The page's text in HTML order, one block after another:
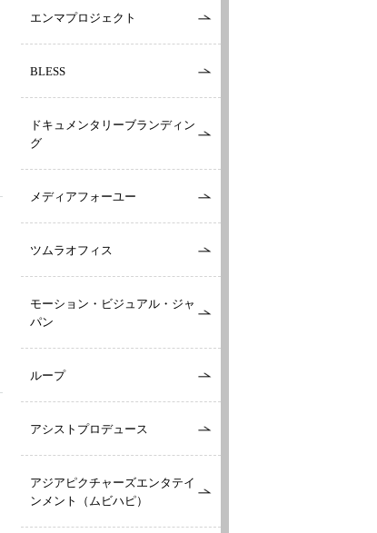
エンマプロジェクト
BLESS
ドキュメンタリーブランディン
グ
メディアフォーユー
ツムラオフィス
モーション・ビジュアル・ジャ
パン
ループ
アシストプロデュース
アジアピクチャーズエンタテイ
ンメント（ムビハピ）